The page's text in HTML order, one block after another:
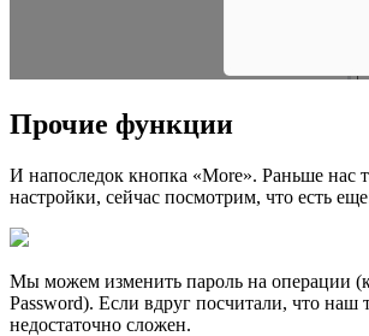
Прочие функции
И напоследок кнопка «More». Раньше нас
настройки, сейчас посмотрим, что есть
Мы можем изменить пароль на операции
Password). Если вдруг посчитали, что наш
недостаточно сложен.